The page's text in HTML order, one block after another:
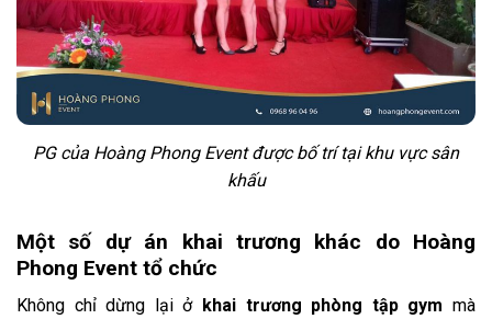
PG của Hoàng Phong Event được bố trí tại khu vực sân
khấu
Một số dự án khai trương khác do Hoàng
Phong Event tổ chức
Không chỉ dừng lại ở khai trương phòng tập gym mà